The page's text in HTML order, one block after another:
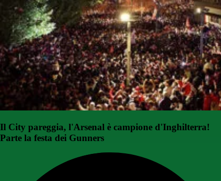
Il City pareggia, l'Arsenal è campione d'Inghilterra!
Parte la festa dei Gunners